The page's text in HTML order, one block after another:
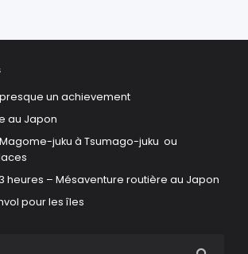
presque un achievement
au Japon
juku à Tsumago-juku ou
heures – Mésaventure routière au Japon
pour les îles